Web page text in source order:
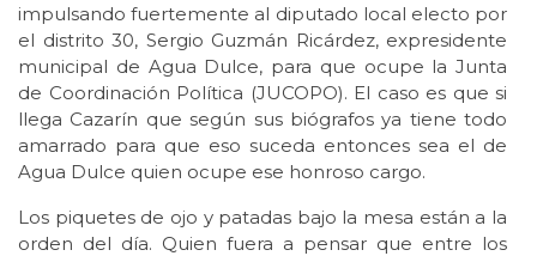
impulsando fuertemente al diputado local electo por
el distrito 30, Sergio Guzmán Ricárdez, expresidente
municipal de Agua Dulce, para que ocupe la Junta
de Coordinación Política (JUCOPO). El caso es que si
llega Cazarín que según sus biógrafos ya tiene todo
amarrado para que eso suceda entonces sea el de
Agua Dulce quien ocupe ese honroso cargo.
Los piquetes de ojo y patadas bajo la mesa están a la
orden del día. Quien fuera a pensar que entre los